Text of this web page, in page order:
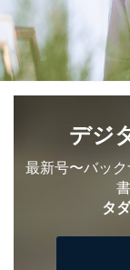
デジ
最新号〜バッ
タ